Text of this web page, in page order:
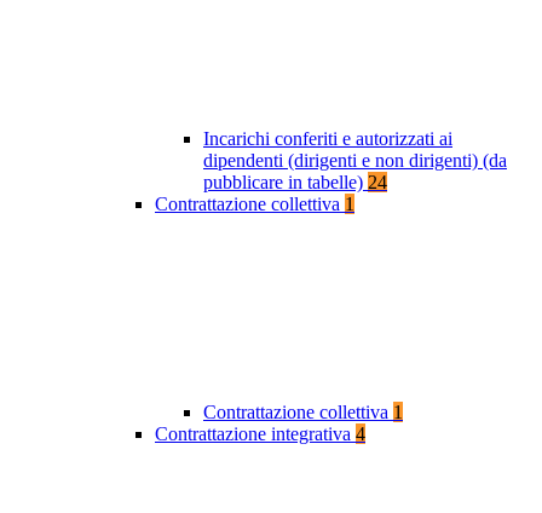
Incarichi conferiti e autorizzati ai
dipendenti (dirigenti e non dirigenti) (da
pubblicare in tabelle) 24
Contrattazione collettiva 1
Contrattazione collettiva 1
Contrattazione integrativa 4